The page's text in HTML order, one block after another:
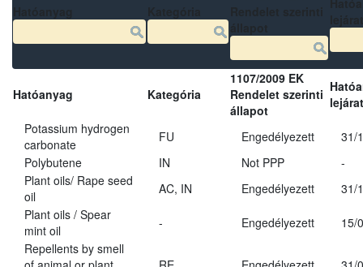
Hatóanyag Kategória
1107/2009 EK
Rendelet szerinti
állapot
Potassium hydrogen
carbonate
FU Engedélyezett
31/
Polybutene
IN Not PPP
-
Plant oils/ Rape seed
oil
AC, IN Engedélyezett
31/
Plant oils / Spear
mint oil
- Engedélyezett
15/
Repellents by smell